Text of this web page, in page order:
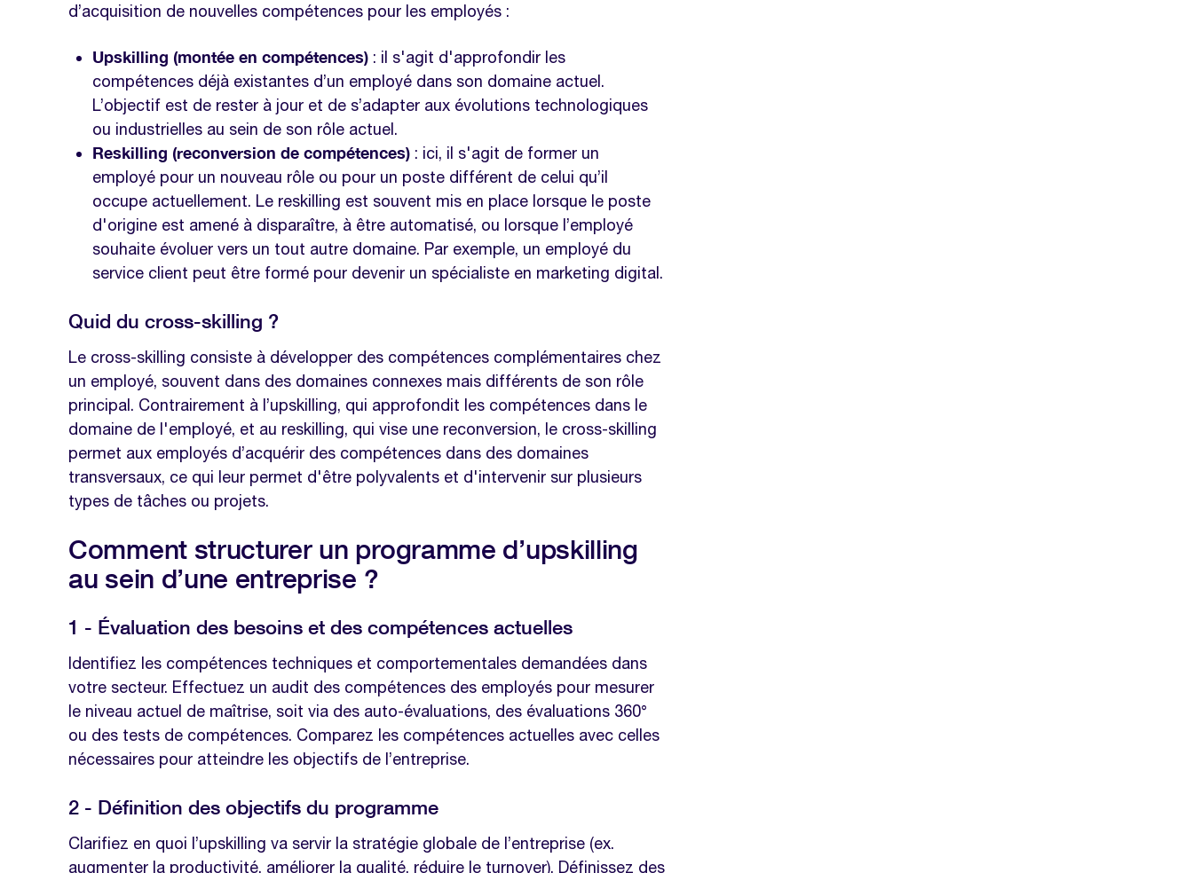
d’acquisition de nouvelles compétences pour les employés :
Upskilling (montée en compétences) : il s'agit d'approfondir les
compétences déjà existantes d’un employé dans son domaine actuel.
L’objectif est de rester à jour et de s’adapter aux évolutions technologiques
ou industrielles au sein de son rôle actuel.
Reskilling (reconversion de compétences) : ici, il s'agit de former un
employé pour un nouveau rôle ou pour un poste différent de celui qu’il
occupe actuellement. Le reskilling est souvent mis en place lorsque le poste
d'origine est amené à disparaître, à être automatisé, ou lorsque l’employé
souhaite évoluer vers un tout autre domaine. Par exemple, un employé du
service client peut être formé pour devenir un spécialiste en marketing digital.
Quid du cross-skilling ?
Le cross-skilling consiste à développer des compétences complémentaires chez
un employé, souvent dans des domaines connexes mais différents de son rôle
principal. Contrairement à l’upskilling, qui approfondit les compétences dans le
domaine de l'employé, et au reskilling, qui vise une reconversion, le cross-skilling
permet aux employés d’acquérir des compétences dans des domaines
transversaux, ce qui leur permet d'être polyvalents et d'intervenir sur plusieurs
types de tâches ou projets.
Comment structurer un programme d’upskilling
au sein d’une entreprise ?
1 - Évaluation des besoins et des compétences actuelles
Identifiez les compétences techniques et comportementales demandées dans
votre secteur. Effectuez un audit des compétences des employés pour mesurer
le niveau actuel de maîtrise, soit via des auto-évaluations, des évaluations 360°
ou des tests de compétences. Comparez les compétences actuelles avec celles
nécessaires pour atteindre les objectifs de l’entreprise.
2 - Définition des objectifs du programme
Clarifiez en quoi l’upskilling va servir la stratégie globale de l’entreprise (ex.
augmenter la productivité, améliorer la qualité, réduire le turnover). Définissez des